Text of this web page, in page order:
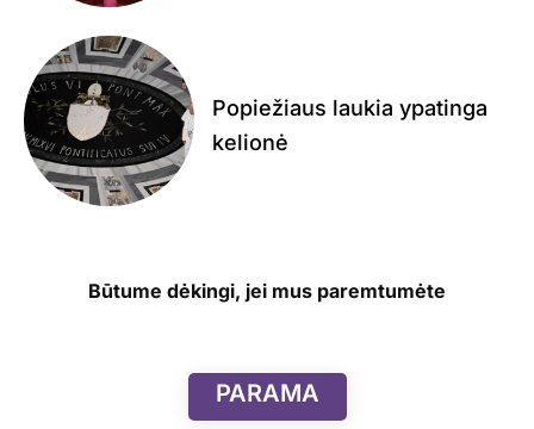
Popiežiaus laukia ypatinga
kelionė
Būtume dėkingi, jei mus paremtumėte
PARAMA